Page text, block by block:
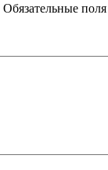
Обязательные